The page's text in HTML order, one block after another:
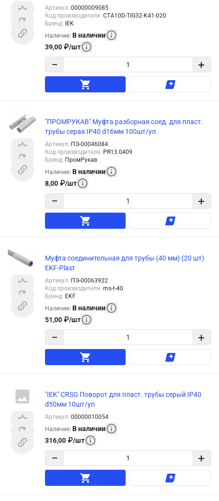
Артикул: 00000009085
Код производителя: CTA10D-TIG32-K41-020
Бренд:
IEK
Наличие: В наличии
39,00 ₽/шт
− +
"ПРОМРУКАВ" Муфта разборная соед. для пласт.
трубы серая IP40 d16мм 100шт/уп
Артикул: ПЭ-00046084
Код производителя: PR13.0409
Бренд: ПромРукав
Наличие: В наличии
8,00 ₽/шт
− +
Муфта соединительная для трубы (40 мм) (20 шт)
EKF-Plast
Артикул: ПЭ-00063922
Код производителя: ms-t-40
Бренд: EKF
Наличие: В наличии
51,00 ₽/шт
− +
"IEK" CRSG Поворот для пласт. трубы серый IP40
d50мм 10шт/уп
Артикул: 00000010054
Наличие: В наличии
316,00 ₽/шт
− +